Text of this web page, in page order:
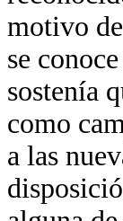
motivo
se
sostenía
como
a las